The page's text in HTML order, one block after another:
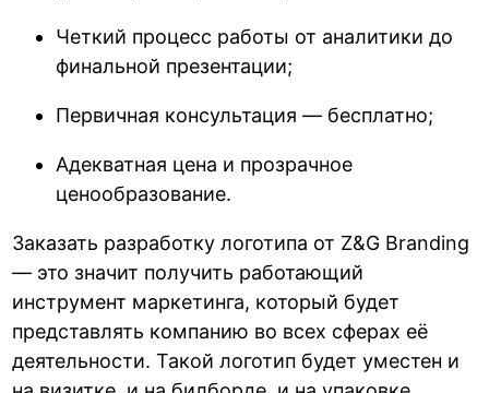
Четкий процесс работы от аналитики до
финальной презентации;
Первичная консультация — бесплатно;
Адекватная цена и прозрачное
ценообразование.
Заказать разработку логотипа от Z&G Branding
— это значит получить работающий
инструмент маркетинга, который будет
представлять компанию во всех сферах её
деятельности. Такой логотип будет уместен и